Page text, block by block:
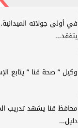
في أولى جولاته
يتفقد...
وكيل ” صحة قنا ” يتابع
محافظ قنا يشهد تدريب
دليل...